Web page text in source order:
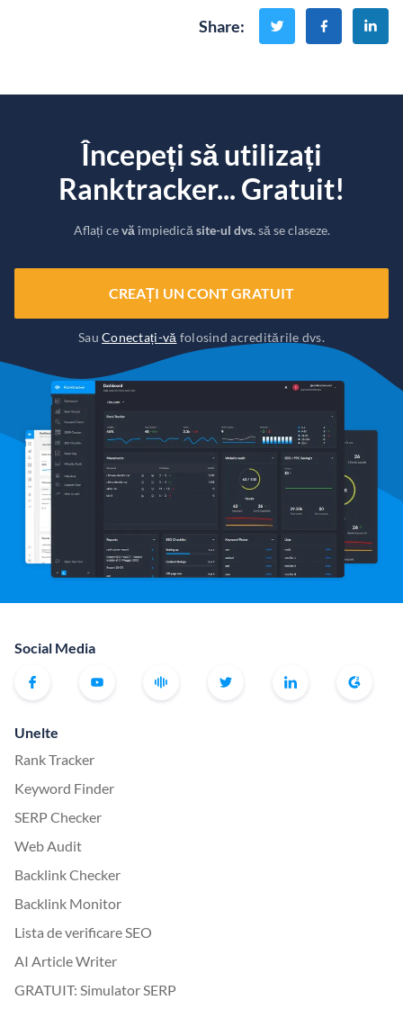
Share:
Începeți să utilizați
Ranktracker... Gratuit!
Aflați cevăîmpiedică site-ul dvs.să se claseze.
CREAȚI UN CONT GRATUIT
SauConectați-vă folosind acreditările dvs.
Social Media
Unelte
Rank Tracker
Keyword Finder
SERP Checker
Web Audit
Backlink Checker
Backlink Monitor
Lista de verificare SEO
AI Article Writer
GRATUIT: Simulator SERP